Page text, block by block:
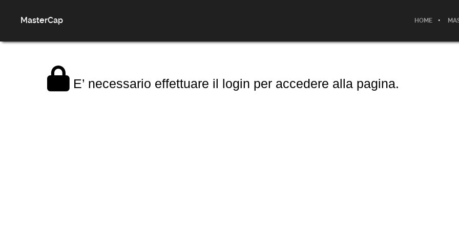
MasterCap HOME
E’ necessario effettuare il login per accedere alla pagina.